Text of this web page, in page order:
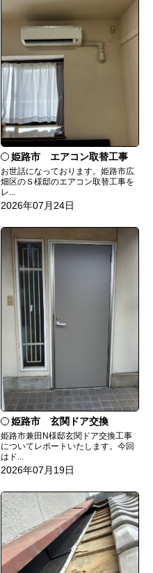
姫路市 エアコン取替工事
お世話になっております。姫路市広
畑区のＳ様邸のエアコン取替工事を
レ...
2026年07月24日
姫路市 玄関ドア交換
姫路市兼田N様邸玄関ドア交換工事
についてレポートいたします。今回
はド...
2026年07月19日